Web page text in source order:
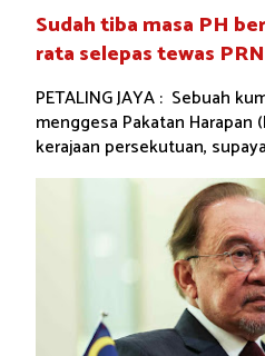
Sudah tiba masa PH
rata selepas tewas PRN
PETALING JAYA : Sebuah
menggesa Pakatan Harapan
kerajaan persekutuan,